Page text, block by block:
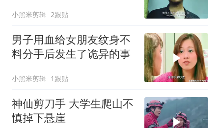
小黑米剪辑 2跟贴
男子用血给女朋友纹身不
料分手后发生了诡异的事
小黑米剪辑 1跟贴
神仙剪刀手 大学生爬山不
慎掉下悬崖